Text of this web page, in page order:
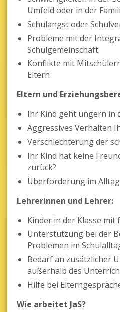
Umfeld oder in der
Schulangst oder
Probleme mit der
Schulgemeinschaft
Konflikte mit
Eltern
Eltern und
Ihr Kind geht ungern in
Aggressives Verhalten
Verschlechterung der
Ihr Kind hat keine
zurück?
Überforderung im
Lehrerinnen und Lehrer:
Kinder in der Klasse
Unterstützung bei der
Problemen im
Bedarf an zusätzlicher
außerhalb des
Hilfe bei
Wie arbeitet JaS?